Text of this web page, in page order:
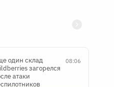
08:06
один склад
загорелся
атаки